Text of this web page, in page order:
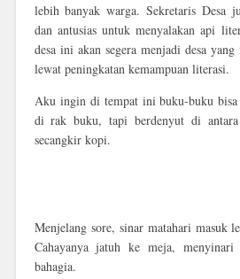
lebih banyak warga. Sekretaris Desa
dan antusias untuk menyalakan api
desa ini akan segera menjadi desa
lewat peningkatan kemampuan literasi.
Aku ingin di tempat ini buku-buku
di rak buku, tapi berdenyut di antara
secangkir kopi.
Menjelang sore, sinar matahari masuk
Cahayanya jatuh ke meja,
bahagia.